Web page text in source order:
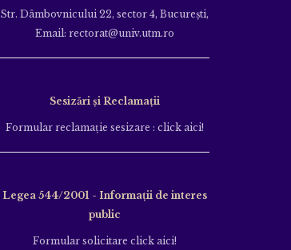
Str. Dâmbovnicului 22, sector 4, București,
Email: rectorat@univ.utm.ro
Sesizări și Reclamații
Formular reclamație sesizare : click aici!
Legea 544/2001 - Informații de interes
public
Formular solicitare click aici!